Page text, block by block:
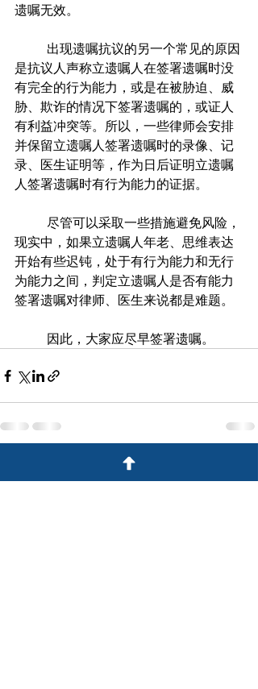
遗嘱无效。
是抗议人声称立遗嘱人在签署遗嘱时没
有完全的行为能力，或是在被胁迫、威
胁、欺诈的情况下签署遗嘱的，或证人
有利益冲突等。所以，一些律师会安排
并保留立遗嘱人签署遗嘱时的录像、记
录、医生证明等，作为日后证明立遗嘱
人签署遗嘱时有行为能力的证据。
现实中，如果立遗嘱人年老、思维表达
开始有些迟钝，处于有行为能力和无行
为能力之间，判定立遗嘱人是否有能力
签署遗嘱对律师、医生来说都是难题。
	因此，大家应尽早签署遗嘱。